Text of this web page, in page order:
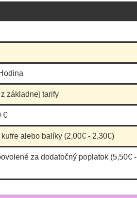
základnej tarify
€
alebo balíky (2,00€ - 2,30€)
za dodatočný poplatok (5,50€ -